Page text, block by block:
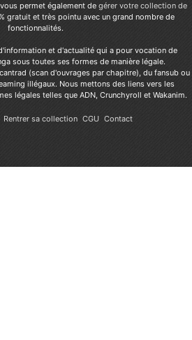
permet également de gérer votre collection de
gratuit et très pointu avec un grand nombre de
fonctionnalités.
et d'actualité qui a pour vocation de
sous toutes ses formes de manière légale.
(scan d'ouvrages par chapitre), du fansub ou
illégaux. Nous mettons des liens vers les
légales telles que ADN, Crunchyroll et Wakanim.
Rentrer sa collection CGU Contact